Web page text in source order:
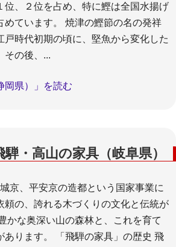
位、２位を占め、特に鰹は全国水揚げ
めています。 焼津の鰹節の名の発祥
戸時代初期の頃に、堅魚から変化した
その後、...
岡県）」を読む
・高山の家具（岐阜県）
京、平安京の造都という国家事業に
頼の、誇れる木づくりの文化と伝統が
かな奥深い山の森林と、これを育て
あります。 「飛騨の家具」の歴史 飛